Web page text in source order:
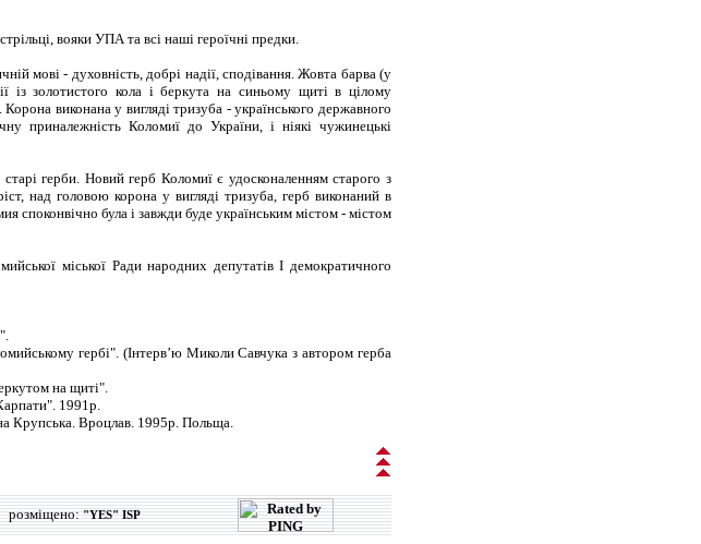
вояки УПА та всі наші героїчні предки.
мові - духовність, добрі надії, сподівання. Жовта барва (у
із золотистого кола і беркута на синьому щиті в цілому
виконана у вигляді тризуба - українського державного
приналежність Коломиї до України, і ніякі чужинецькі
герби. Новий герб Коломиї є удосконаленням старого з
над головою корона у вигляді тризуба, герб виконаний в
споконвічно була і завжди буде українським містом - містом
міської Ради народних депутатів І демократичного
гербі". (Інтерв’ю Миколи Савчука з автором герба
на щиті".
1991р.
Крупська. Вроцлав. 1995р. Польща.
розміщено:"YES" ISP